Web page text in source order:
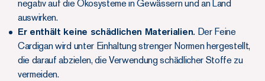
negativ auf die Ökosysteme in Gewässern und an Land
auswirken.
Er enthält keine schädlichen Materialien. Der Feine
Cardigan wird unter Einhaltung strenger Normen hergestellt,
die darauf abzielen, die Verwendung schädlicher Stoffe zu
vermeiden.